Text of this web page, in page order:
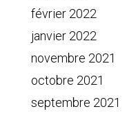
février 2022
janvier 2022
novembre 2021
octobre 2021
septembre 2021